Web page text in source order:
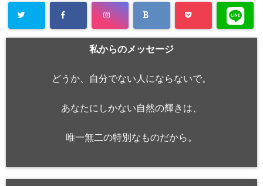
私からのメッセージ
どうか、自分でない人にならないで。
あなたにしかない自然の輝きは、
唯一無二の特別なものだから。